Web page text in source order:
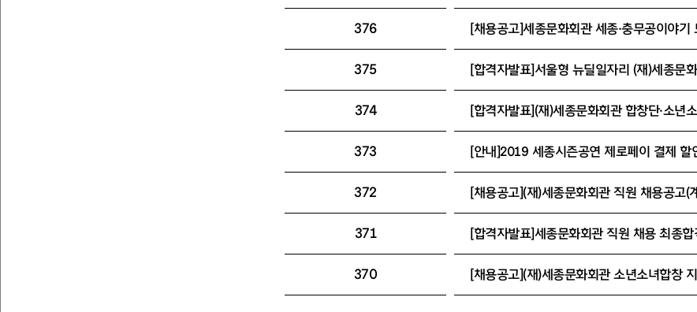
376
375
374
373
372 [채용공고](재)세종문화회관 직원 채용공고(
371
370